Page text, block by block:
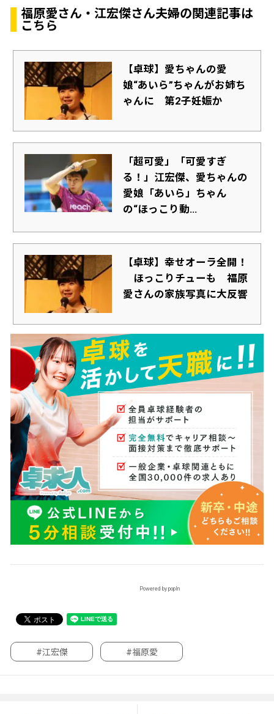
福原愛さん・江宏傑さん夫婦の関連記事は
こちら
【卓球】愛ちゃんの愛
娘“あいら”ちゃんがお姉ち
ゃんに 第2子妊娠か
「超可愛」「可愛すぎ
る！」江宏傑、愛ちゃんの
愛娘「あいら」ちゃん
の“ほっこり動...
【卓球】幸せオーラ全開！
ほっこりチューも 福原
愛さんの家族写真に大反響
Powered by popIn
#江宏傑 #福原愛